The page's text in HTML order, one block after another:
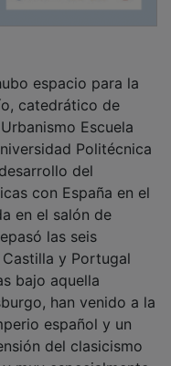
catedrático de
Escuela
Politécnica
del
con España en el
en el salón de
las seis
y Portugal
bajo aquella
han venido a la
español y un
del clasicismo
muy especialmente